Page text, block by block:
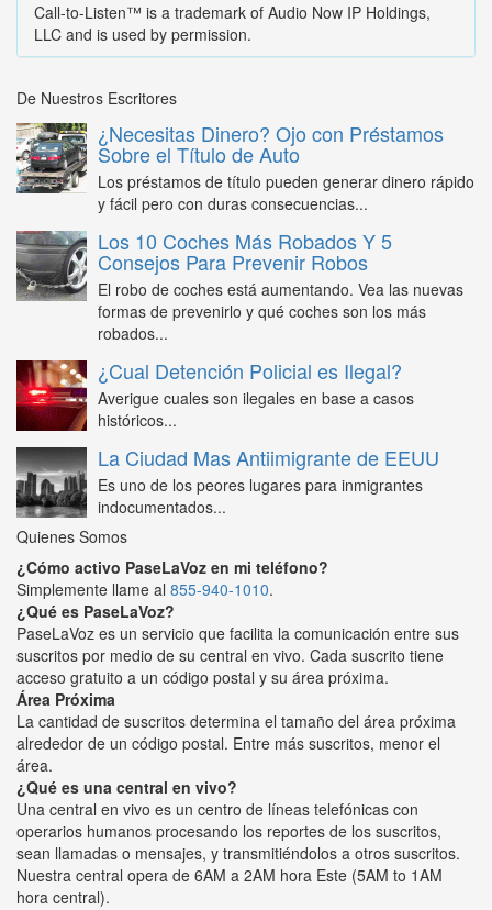
Call-to-Listen™ is a trademark of Audio Now IP Holdings,
LLC and is used by permission.
De Nuestros Escritores
¿Necesitas Dinero? Ojo con Préstamos
Sobre el Título de Auto
Los préstamos de título pueden generar dinero rápido
y fácil pero con duras consecuencias...
Los 10 Coches Más Robados Y 5
Consejos Para Prevenir Robos
El robo de coches está aumentando. Vea las nuevas
formas de prevenirlo y qué coches son los más
robados...
¿Cual Detención Policial es Ilegal?
Averigue cuales son ilegales en base a casos
históricos...
La Ciudad Mas Antiimigrante de EEUU
Es uno de los peores lugares para inmigrantes
indocumentados...
Quienes Somos
¿Cómo activo PaseLaVoz en mi teléfono?
Simplemente llame al 855-940-1010.
¿Qué es PaseLaVoz?
PaseLaVoz es un servicio que facilita la comunicación entre sus
suscritos por medio de su central en vivo. Cada suscrito tiene
acceso gratuito a un código postal y su área próxima.
Área Próxima
La cantidad de suscritos determina el tamaño del área próxima
alrededor de un código postal. Entre más suscritos, menor el
área.
¿Qué es una central en vivo?
Una central en vivo es un centro de líneas telefónicas con
operarios humanos procesando los reportes de los suscritos,
sean llamadas o mensajes, y transmitiéndolos a otros suscritos.
Nuestra central opera de 6AM a 2AM hora Este (5AM to 1AM
hora central).